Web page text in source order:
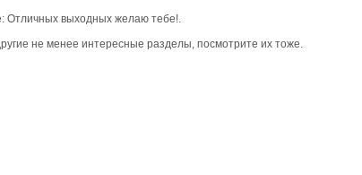
Отличных выходных желаю тебе!.
не менее интересные разделы, посмотрите их тоже.